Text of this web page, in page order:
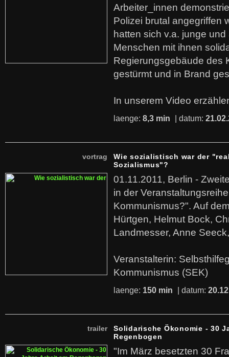
Arbeiter_innen
Polizei brutal angegriffen
hatten sich v.a. junge
Menschen mit ihnen
Regierungsgebäude des
gestürmt und in Brand
In unserem Video
laenge: 8,3 min | datum:
vortrag
Wie sozialistisch war der
Sozialismus"?
01.11.2011, Berlin -
in der
Kommunismus?". Auf
Hürtgen, Helmut Bock,
Landmesser, Anne
Veranstalterin:
Kommunismus (SEK)
laenge: 150 min | datum:
trailer
Solidarische Ökonomie - 30
Regenbogen
"Im März besetzten 30